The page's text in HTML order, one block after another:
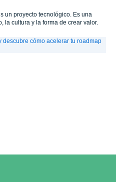
un proyecto tecnológico. Es una
la cultura y la forma de crear valor.
cómo acelerar tu roadmap